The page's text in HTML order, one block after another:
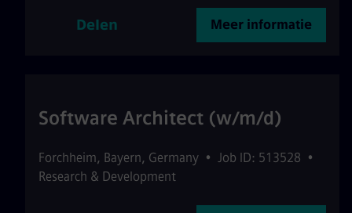
Delen Meer informatie
Software Architect (w/m/d)
Forchheim, Bayern, Germany • Job ID: 513528 •
Research & Development